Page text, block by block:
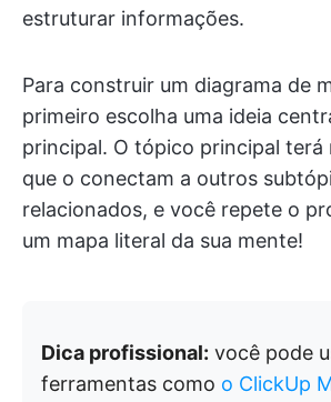
estruturar informações.
Para construir um diagrama de
primeiro escolha uma ideia
principal. O tópico principal terá
que o conectam a outros
relacionados, e você repete o
um mapa literal da sua mente!
Dica profissional: você pode
ferramentas como o ClickUp